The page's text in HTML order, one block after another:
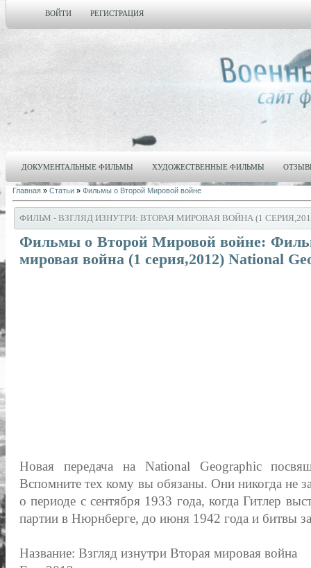
ВОЙТИ РЕГИСТРАЦИЯ
ДОКУМЕНТАЛЬНЫЕ ФИЛЬМЫ ХУДОЖЕСТВЕННЫЕ ФИЛЬМЫ
Главная » Статьи » Фильмы о Второй Мировой войне
ФИЛЬМ - ВЗГЛЯД ИЗНУТРИ: ВТОРАЯ МИРОВАЯ ВОЙНА (1 СЕРИЯ,2012)
Фильмы о Второй Мировой войне:
мировая война (1 серия,2012) National
Новая передача на National Geographic
Вспомните тех кому вы обязаны. Они никогда не
о периоде с сентября 1933 года, когда Гитлер
партии в Нюрнберге, до июня 1942 года и битвы
Название: Взгляд изнутри Вторая мировая война